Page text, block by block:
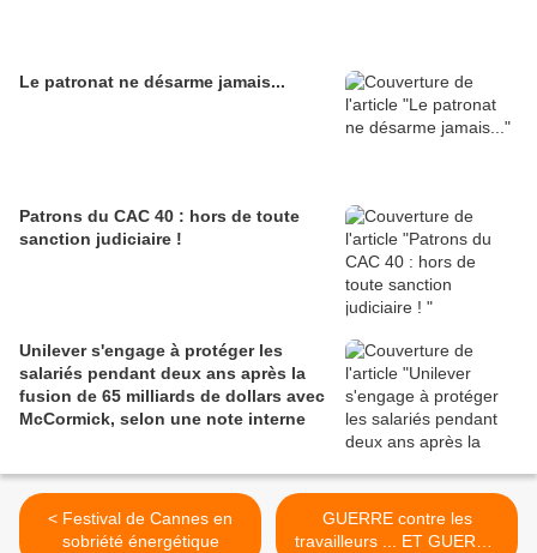
Le patronat ne désarme jamais...
Patrons du CAC 40 : hors de toute
sanction judiciaire !
Unilever s'engage à protéger les
salariés pendant deux ans après la
fusion de 65 milliards de dollars avec
McCormick, selon une note interne
< Festival de Cannes en
sobriété énergétique
GUERRE contre les
travailleurs ... ET GUERRE